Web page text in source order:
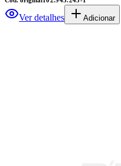
Ver detalhes Adicionar